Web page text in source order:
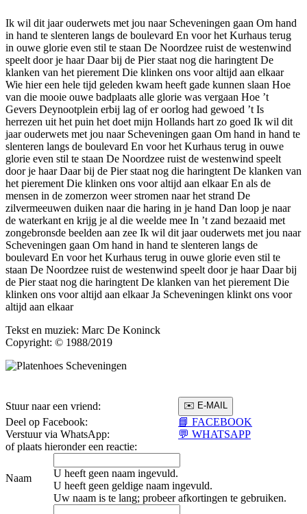
Ik wil dit jaar ouderwets met jou naar Scheveningen gaan Om hand
in hand te slenteren langs de boulevard En voor het Kurhaus terug
in ouwe glorie even stil te staan De Noordzee ruist de westenwind
speelt door je haar Daar bij de Pier staat nog die haringtent De
klanken van het pierement Die klinken ons voor altijd aan elkaar
Wie hier een hele tijd geleden kwam heeft gade kunnen slaan Hoe
van die mooie ouwe badplaats alle glorie was vergaan Hoe ’t
Gevers Deynootplein erbij lag of er oorlog had gewoed ’t Is
herrezen uit het puin het doet mijn Hollands hart zo goed Ik wil dit
jaar ouderwets met jou naar Scheveningen gaan Om hand in hand te
slenteren langs de boulevard En voor het Kurhaus terug in ouwe
glorie even stil te staan De Noordzee ruist de westenwind speelt
door je haar Daar bij de Pier staat nog die haringtent De klanken van
het pierement Die klinken ons voor altijd aan elkaar En als de
mensen in de zomerzon weer stromen naar het strand De
zilvermeeuwen duiken naar die haring in je hand Dan loop je naar
de waterkant en krijg je al die weelde mee In ’t zand bezaaid met
zongebronsde beelden aan zee Ik wil dit jaar ouderwets met jou naar
Scheveningen gaan Om hand in hand te slenteren langs de
boulevard En voor het Kurhaus terug in ouwe glorie even stil te
staan De Noordzee ruist de westenwind speelt door je haar Daar bij
de Pier staat nog die haringtent De klanken van het pierement Die
klinken ons voor altijd aan elkaar Ja Scheveningen klinkt ons voor
altijd aan elkaar
Tekst en muziek: Marc De Koninck
Copyright: © 1988/2019
Stuur naar een vriend:
Deel op Facebook:
📘 FACEBOOK
Verstuur via WhatsApp:
💬 WHATSAPP
of plaats hieronder een reactie:
Naam
U heeft geen naam ingevuld.
U heeft geen geldige naam ingevuld.
Uw naam is te lang; probeer afkortingen te gebruiken.